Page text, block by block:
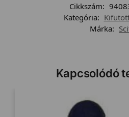
Cikkszám:
Kategória:
Márka:
Kapcsolódó